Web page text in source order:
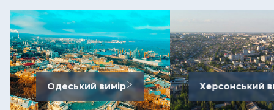
Одеський вимір Херсонський